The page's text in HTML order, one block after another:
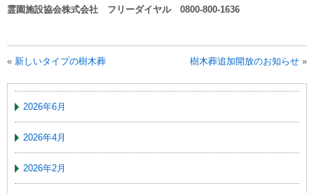
霊園施設協会株式会社 フリーダイヤル 0800-800-1636
« 新しいタイプの樹木葬 樹木葬追加開放のお知らせ »
2026年6月
2026年4月
2026年2月